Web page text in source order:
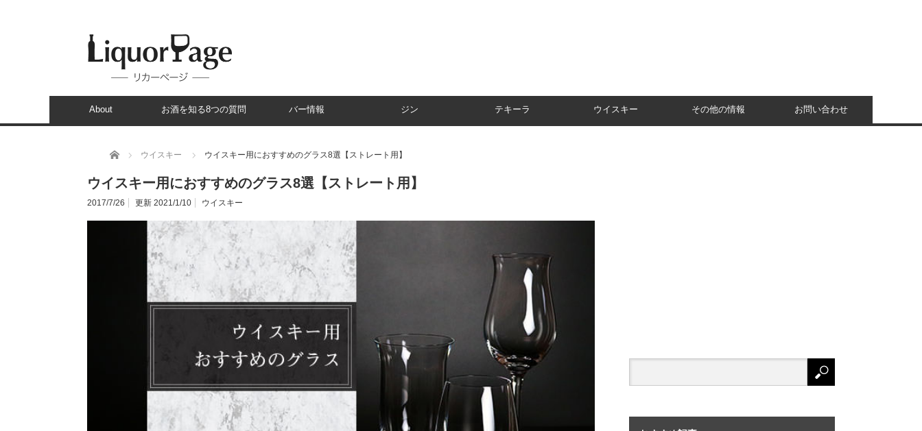
About お酒を知る8つの質問 バー情報 ジン テキーラ ウイスキー その他の情報 お問い合わせ
ホーム ウイスキー ウイスキー用におすすめのグラス8選【ストレート用】
ウイスキー用におすすめのグラス8選【ストレート用】
2017/7/26 更新 2021/1/10 ウイスキー